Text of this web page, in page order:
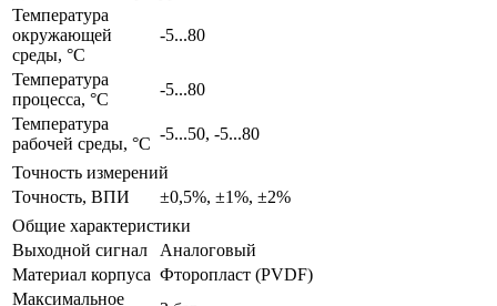
Температура
окружающей
среды, °С
-5...80
Температура
процесса, °С
-5...80
Температура
рабочей среды, °С
-5...50, -5...80
Точность измерений
Точность, ВПИ
±0,5%, ±1%, ±2%
Общие характеристики
Выходной сигнал
Аналоговый
Материал корпуса Фторопласт (PVDF)
Максимальное